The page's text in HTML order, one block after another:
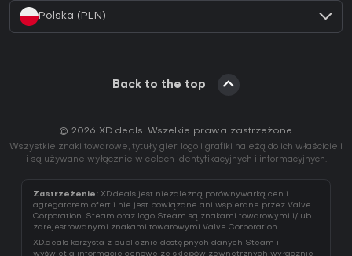
Polska (PLN)
Back to the top
© 2026 XD.deals. Wszelkie prawa zastrzeżone.
Wszystkie znaki towarowe, tytuły gier, logo i grafiki należą do ich właścicieli
i są używane wyłącznie w celach identyfikacyjnych i informacyjnych.
Zastrzeżenie: XD.deals jest niezależną porównywarką cen i
agregatorem ofert i nie jest powiązane ani wspierane przez Valve
Corporation. Steam oraz logo Steam są znakami towarowymi i/lub
zarejestrowanymi znakami towarowymi Valve Corporation.
XD.deals korzysta z publicznie dostępnych danych Steam i
wyświetla informacje cenowe ze sklepów zewnętrznych wyłącznie